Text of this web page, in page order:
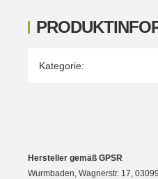
Produkteigenschaft
Wert
Kategorie:
Hersteller gemäß GPSR
Wurmbaden, Wagnerstr. 17,